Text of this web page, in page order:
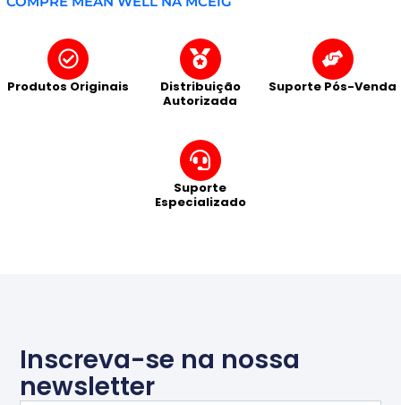
Produtos Originais
Distribuição
Autorizada
Suporte Pós-Venda
Suporte
Especializado
Inscreva-se na nossa
newsletter